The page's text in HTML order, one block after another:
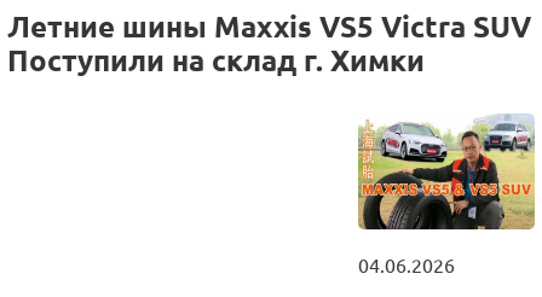
Летние шины Maxxis VS5 Victra SUV
Поступили на склад г. Химки
04.06.2026